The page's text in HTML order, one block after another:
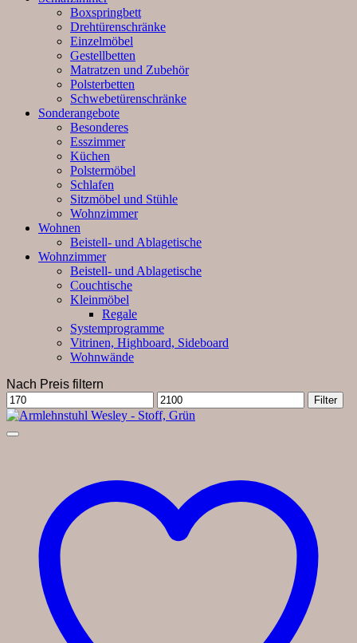
Boxspringbett
Drehtürenschränke
Einzelmöbel
Gestellbetten
Matratzen und Zubehör
Polsterbetten
Schwebetürenschränke
Sonderangebote
Besonderes
Esszimmer
Küchen
Polstermöbel
Schlafen
Sitzmöbel und Stühle
Wohnzimmer
Wohnen
Beistell- und Ablagetische
Wohnzimmer
Beistell- und Ablagetische
Couchtische
Kleinmöbel
Regale
Systemprogramme
Vitrinen, Highboard, Sideboard
Wohnwände
Nach Preis filtern
Min.
Preis
Max.
Preis
Filter